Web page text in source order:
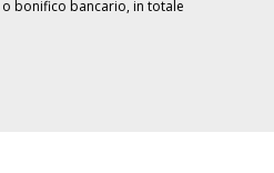
o bonifico bancario, in totale